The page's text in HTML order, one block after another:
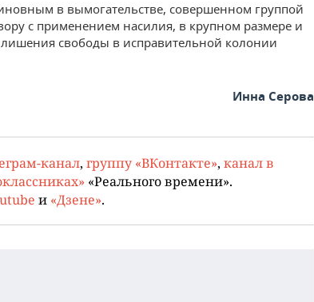
в вымогательстве, совершенном группой
с применением насилия, в крупном размере и
свободы в исправительной колонии
Инна Серова
канал, группу «ВКонтакте», канал в
«Реального времени».
и «Дзене».